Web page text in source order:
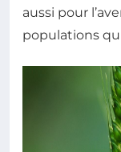
aussi pour
populations